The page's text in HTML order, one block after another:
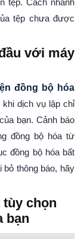
tệp. Cách nhanh
tệp chưa được
với máy
đồng bộ hóa
dịch vụ lập chỉ
bạn. Cảnh báo
đồng bộ hóa từ
đồng bộ hóa bất
bỏ thông báo, hãy
tùy chọn
bạn